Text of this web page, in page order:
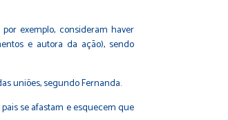
exemplo, consideram haver
e autora da ação), sendo
uniões, segundo Fernanda.
se afastam e esquecem que